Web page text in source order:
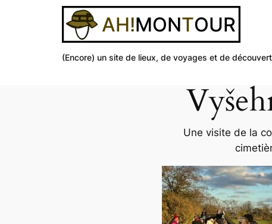
(Encore) un site de lieux, de voyages et de
Une visite de la